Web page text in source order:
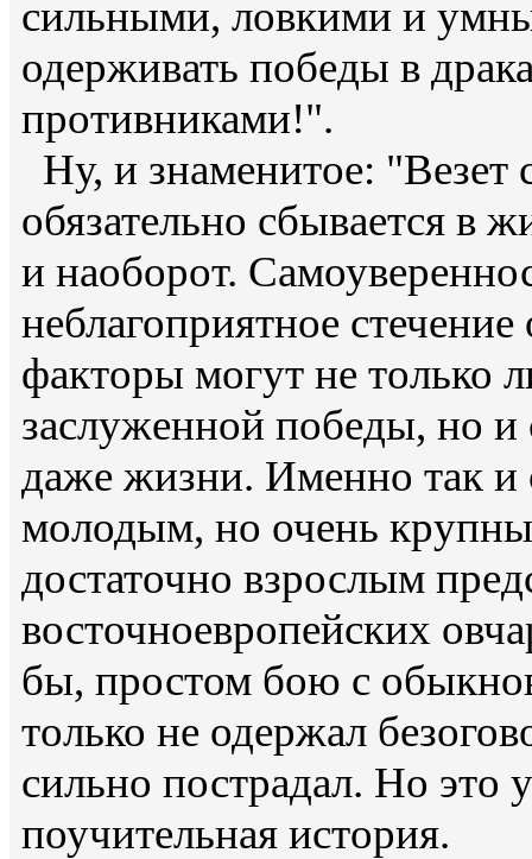
сильными, ловкими и
одерживать победы в
противниками!".
Ну, и знаменитое:
обязательно сбывается в
и наоборот.
неблагоприятное стечение
факторы могут не только
заслуженной победы, но и
даже жизни. Именно так и
молодым, но очень
достаточно взрослым
восточноевропейских
бы, простом бою с
только не одержал
сильно пострадал. Но это
поучительная история.